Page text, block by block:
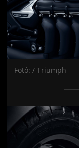
Fotó: / Triumph